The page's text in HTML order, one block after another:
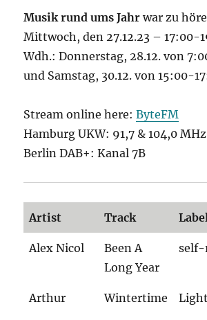
Musik rund ums Jahr war zu
Mittwoch, den 27.12.23 – 17:00-
Wdh.: Donnerstag, 28.12. von
und Samstag, 30.12. von 15:00-
Stream online here:ByteFM
Hamburg UKW: 91,7 & 104,0
Berlin DAB+: Kanal 7B
Artist Track Label
Alex Nicol
Been A
Long Year
self-
Arthur Wintertime